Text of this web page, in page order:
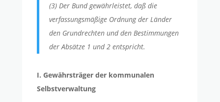
(3) Der Bund gewährleistet, daß die
verfassungsmäßige Ordnung der Länder
den Grundrechten und den Bestimmungen
der Absätze 1 und 2 entspricht.
I. Gewährsträger der kommunalen
Selbstverwaltung